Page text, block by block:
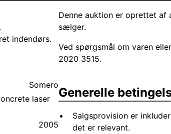
indendørs.
Somero
laser
2005
Denne auktion er oprettet af
sælger.
Ved spørgsmål om varen
2020 3515.
Generelle
Salgsprovision er
det er relevant.